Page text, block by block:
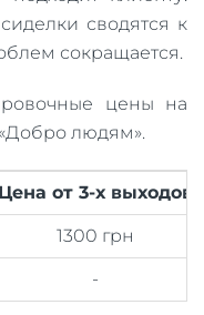
сводятся к
сокращается.
цены на
людям».
Цена от 3-х выходов
1300 грн
-